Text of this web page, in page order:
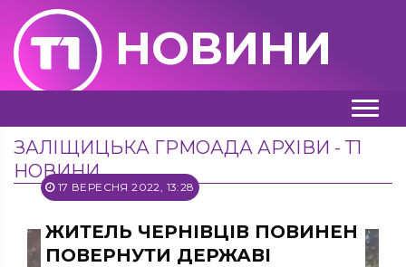
НОВИНИ
ЗАЛІЩИЦЬКА ГРМОАДА АРХІВИ - Т1
НОВИНИ
17 ВЕРЕСНЯ 2022, 13:28
ЖИТЕЛЬ ЧЕРНІВЦІВ ПОВИНЕН
ПОВЕРНУТИ ДЕРЖАВІ